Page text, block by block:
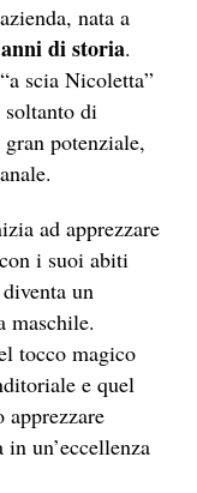
nata a
di storia.
scia Nicoletta”
soltanto di
potenziale,
ad apprezzare
i suoi abiti
un
maschile.
tocco magico
e quel
un’eccellenza